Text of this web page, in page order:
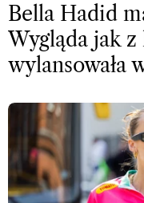
Bella Hadid
Wygląda jak
wylansowała